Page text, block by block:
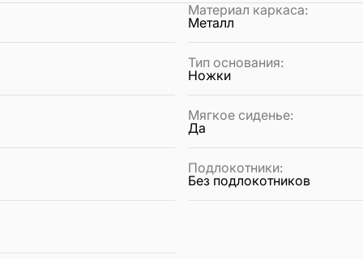
Материал каркаса:
Металл
Тип основания:
Ножки
Мягкое сиденье:
Да
Подлокотники:
Без подлокотников